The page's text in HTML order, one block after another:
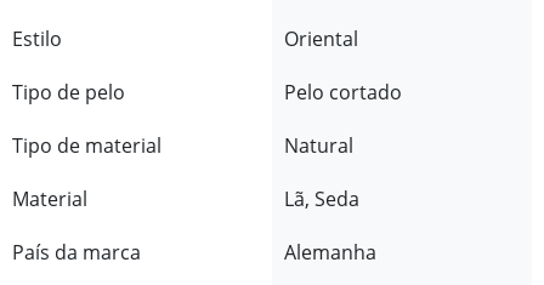
Estilo
Oriental
Tipo de pelo
Pelo cortado
Tipo de material
Natural
Material
Lã, Seda
País da marca
Alemanha